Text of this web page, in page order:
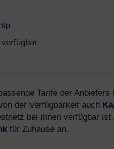
Tarife der Anbieters
der Verfügbarkeit auch
bei Ihnen verfügbar ist,
für Zuhause an.